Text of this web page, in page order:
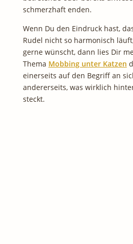
schmerzhaft enden.
Wenn Du den Eindruck hast,
Rudel nicht so harmonisch
gerne wünscht, dann lies Dir
Thema Mobbing unter Katzen
einerseits auf den Begriff an
andererseits, was wirklich
steckt.